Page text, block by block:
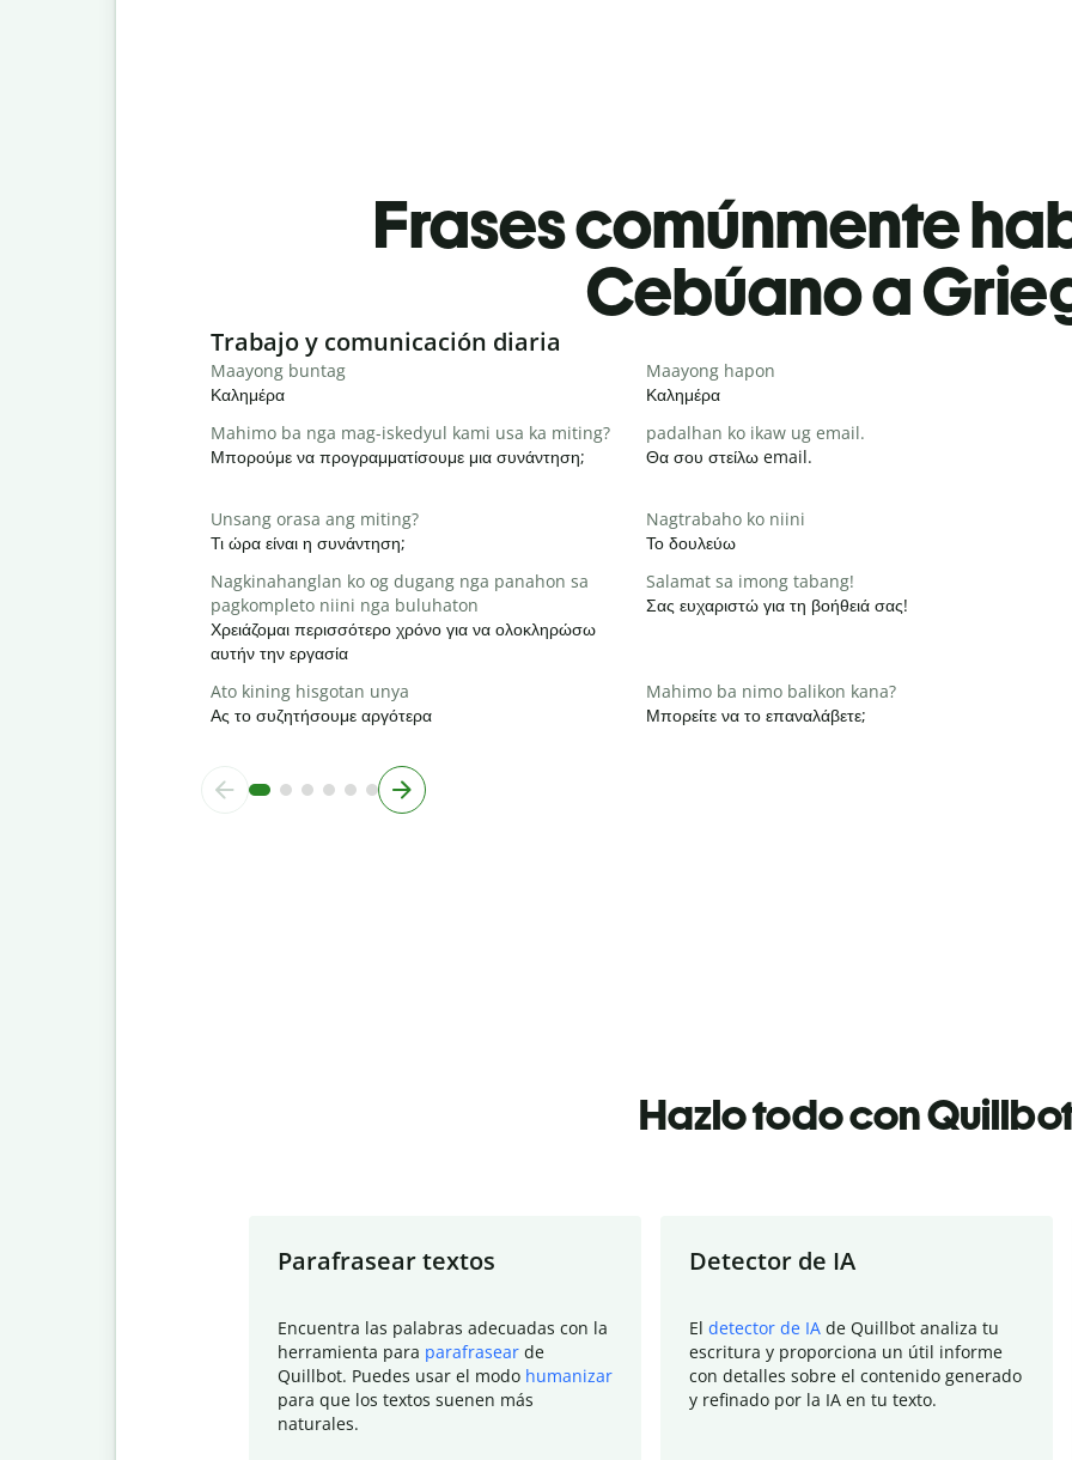
Frases comúnmente
Cebúano a
Slide 1 of 6
Trabajo y comunicación diaria
Maayong buntag
Καλημέρα
Maayong hapon
Καλημέρα
Mahimo ba nga mag-iskedyul kami usa ka miting?
Μπορούμε να προγραμματίσουμε μια συνάντηση;
padalhan ko ikaw ug email.
Θα σου στείλω email.
Unsang orasa ang miting?
Τι ώρα είναι η συνάντηση;
Nagtrabaho ko niini
Το δουλεύω
Nagkinahanglan ko og dugang nga panahon sa
pagkompleto niini nga buluhaton
Χρειάζομαι περισσότερο χρόνο για να ολοκληρώσω
αυτήν την εργασία
Salamat sa imong tabang!
Σας ευχαριστώ για τη βοήθειά σας!
Ato kining hisgotan unya
Ας το συζητήσουμε αργότερα
Mahimo ba nimo balikon kana?
Μπορείτε να το επαναλάβετε;
Hazlo todo con
Parafrasear textos
Encuentra las palabras adecuadas con la
herramienta para parafrasear de
Quillbot. Puedes usar el modo humanizar
para que los textos suenen más
naturales.
Detector de IA
El detector de IA de Quillbot analiza tu
escritura y proporciona un útil informe
con detalles sobre el contenido generado
y refinado por la IA en tu texto.